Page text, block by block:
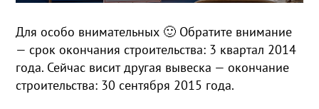
Для особо внимательных 🙂 Обратите внимание
— срок окончания строительства: 3 квартал 2014
года. Сейчас висит другая вывеска — окончание
строительства: 30 сентября 2015 года.